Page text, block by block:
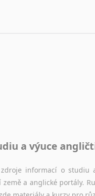
soubor autentických
a výuce
informací o studiu
země a anglické portály.